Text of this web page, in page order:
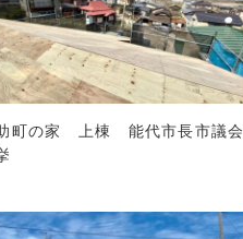
町の家 上棟 能代市長市議会